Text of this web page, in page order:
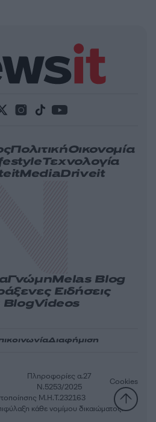
ΠολιτικήΟικονομία
Τεχνολογία
MediaDriveit
ΓνώμηMelas Blog
Ειδήσεις
BlogVideos
Διαφήμιση
Μ.Η.Τ.232163
Πληροφορίες α.27
Ν.5253/2025
Cookies
κάθε νομίμου δικαιώματος.